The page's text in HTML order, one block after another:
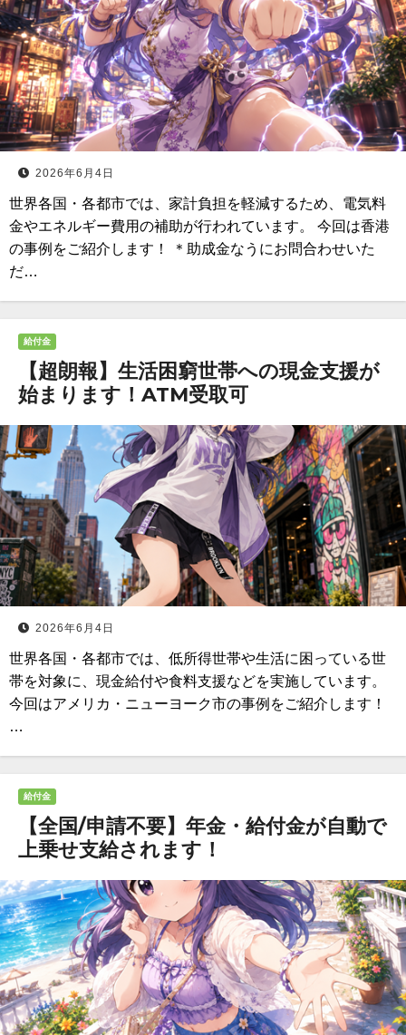
2026年6月4日
世界各国・各都市では、家計負担を軽減するため、電気料
金やエネルギー費用の補助が行われています。 今回は香港
の事例をご紹介します！ ＊助成金なうにお問合わせいた
だ…
給付金
【超朗報】生活困窮世帯への現金支援が
始まります！ATM受取可
2026年6月4日
世界各国・各都市では、低所得世帯や生活に困っている世
帯を対象に、現金給付や食料支援などを実施しています。
今回はアメリカ・ニューヨーク市の事例をご紹介します！
…
給付金
【全国/申請不要】年金・給付金が自動で
上乗せ支給されます！